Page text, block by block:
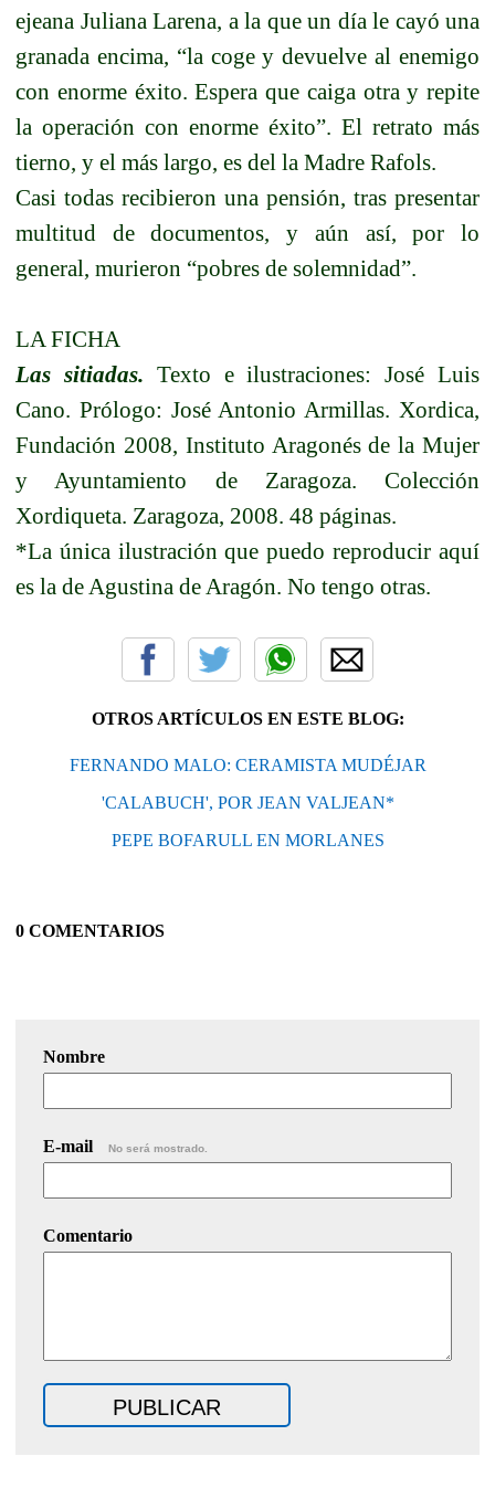
ejeana Juliana Larena, a la que un día le cayó una
granada encima, “la coge y devuelve al enemigo
con enorme éxito. Espera que caiga otra y repite
la operación con enorme éxito”. El retrato más
tierno, y el más largo, es del la Madre Rafols.
Casi todas recibieron una pensión, tras presentar
multitud de documentos, y aún así, por lo
general, murieron “pobres de solemnidad”.
LA FICHA
Las sitiadas. Texto e ilustraciones: José Luis
Cano. Prólogo: José Antonio Armillas. Xordica,
Fundación 2008, Instituto Aragonés de la Mujer
y Ayuntamiento de Zaragoza. Colección
Xordiqueta. Zaragoza, 2008. 48 páginas.
*La única ilustración que puedo reproducir aquí
es la de Agustina de Aragón. No tengo otras.
OTROS ARTÍCULOS EN ESTE BLOG:
FERNANDO MALO: CERAMISTA MUDÉJAR
'CALABUCH', POR JEAN VALJEAN*
PEPE BOFARULL EN MORLANES
0 COMENTARIOS
Nombre
E-mail No será mostrado.
Comentario